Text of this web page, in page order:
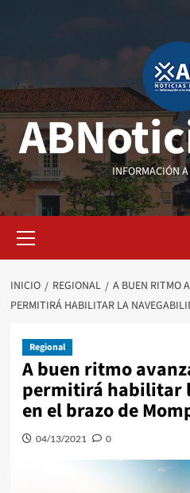
INFORMACIÓN
primario
INICIO REGIONAL
A BUEN RITMO
PERMITIRÁ HABILITAR LA
Regional
A buen ritmo
permitirá habilitar
en el brazo de
04/13/2021 0